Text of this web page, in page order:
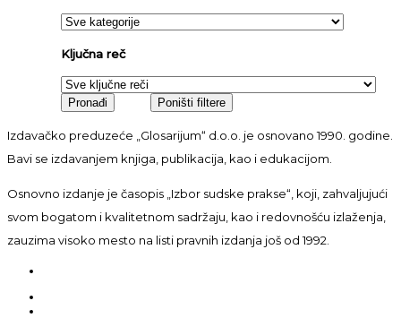
Ključna reč
Izdavačko preduzeće „Glosarijum“ d.o.o. je osnovano 1990. godine.
Bavi se izdavanjem knjiga, publikacija, kao i edukacijom.
Osnovno izdanje je časopis „Izbor sudske prakse“, koji, zahvaljujući
svom bogatom i kvalitetnom sadržaju, kao i redovnošću izlaženja,
zauzima visoko mesto na listi pravnih izdanja još od 1992.